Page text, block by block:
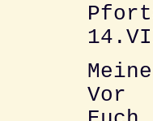
Vor